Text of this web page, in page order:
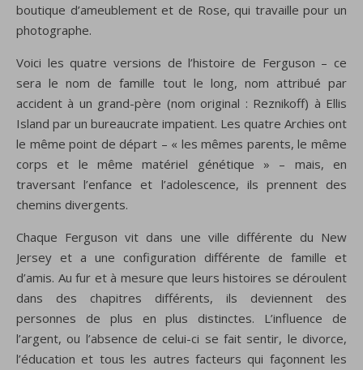
boutique d’ameublement et de Rose, qui travaille pour un
photographe.
Voici les quatre versions de l’histoire de Ferguson – ce
sera le nom de famille tout le long, nom attribué par
accident à un grand-père (nom original : Reznikoff) à Ellis
Island par un bureaucrate impatient. Les quatre Archies ont
le même point de départ – « les mêmes parents, le même
corps et le même matériel génétique » – mais, en
traversant l’enfance et l’adolescence, ils prennent des
chemins divergents.
Chaque Ferguson vit dans une ville différente du New
Jersey et a une configuration différente de famille et
d’amis. Au fur et à mesure que leurs histoires se déroulent
dans des chapitres différents, ils deviennent des
personnes de plus en plus distinctes. L’influence de
l’argent, ou l’absence de celui-ci se fait sentir, le divorce,
l’éducation et tous les autres facteurs qui façonnent les